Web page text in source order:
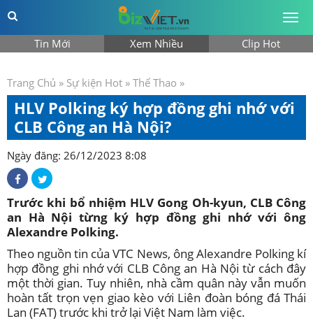
Tin Mới Xem Nhiều Clip Hot
Trang Chủ » Sự kiện Hot » Thể Thao »
HLV Polking ký hợp đồng ghi nhớ với
CLB Công an Hà Nội?
Ngày đăng: 26/12/2023 8:08
Trước khi bổ nhiệm HLV Gong Oh-kyun, CLB Công
an Hà Nội từng ký hợp đồng ghi nhớ với ông
Alexandre Polking.
Theo nguồn tin của VTC News, ông Alexandre Polking kí
hợp đồng ghi nhớ với CLB Công an Hà Nội từ cách đây
một thời gian. Tuy nhiên, nhà cầm quân này vẫn muốn
hoàn tất trọn vẹn giao kèo với Liên đoàn bóng đá Thái
Lan (FAT) trước khi trở lại Việt Nam làm việc.